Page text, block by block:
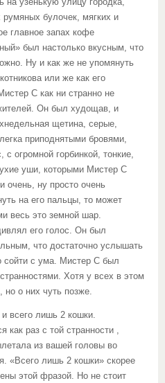
румяных булочек, мягких и
главное запах кофе
был настолько вкусным, что
Ну и как же не упомянуть
или же как его
С как ни странно не
Он был худощав, и
щетина, серые,
приподнятыми бровями,
огромной горбинкой, тонкие,
уши, которыми Мистер С
очень, ну просто очень
на его пальцы, то может
весь это земной шар.
его голос. Он был
что достаточно услышать
сойти с ума. Мистер С был
Хотя у всех в этом
но о них чуть позже.
всего лишь 2 кошки.
как раз с той странности ,
из вашей головы во
«Всего лишь 2 кошки» скорее
этой фразой. Но не стоит